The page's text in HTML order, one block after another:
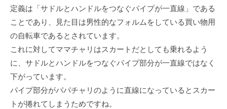
定義は「サドルとハンドルをつなぐパイプが⼀直線」である
ことであり、⾒た⽬は男性的なフォルムをしている買い物⽤
の⾃転⾞であるとされています。
これに対してママチャリはスカートだとしても乗れるよう
に、サドルとハンドルをつなぐパイプ部分が⼀直線ではなく
下がっています。
パイプ部分がパパチャリのように直線になっているとスカー
トが捲れてしまうためですね。